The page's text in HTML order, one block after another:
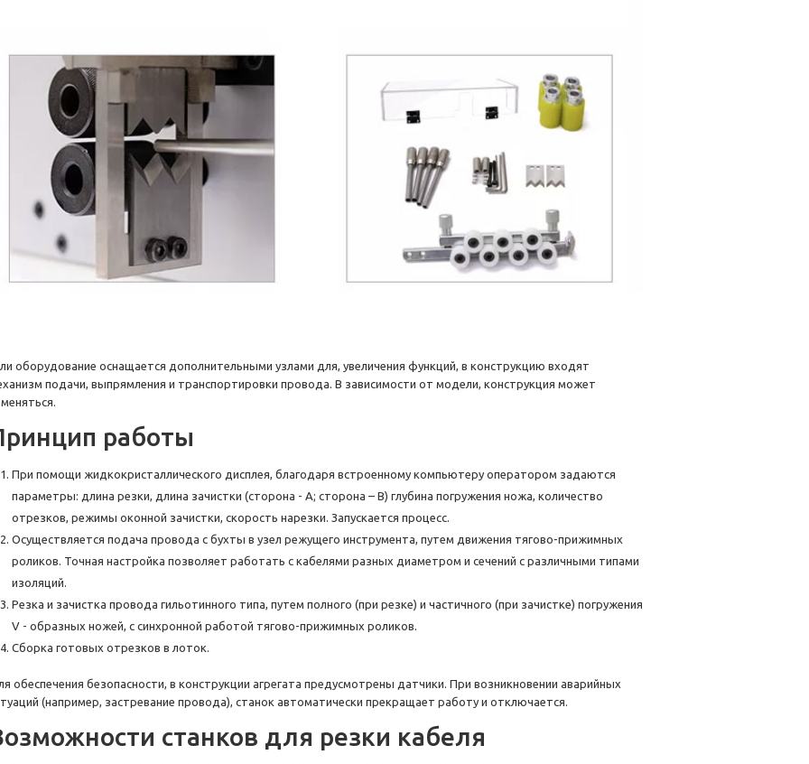
оборудование оснащается дополнительными узлами для, увеличения функций, в конструкцию входят
подачи, выпрямления и транспортировки провода. В зависимости от модели, конструкция может
работы
При помощи жидкокристаллического дисплея, благодаря встроенному компьютеру оператором задаются
параметры: длина резки, длина зачистки (сторона - A; сторона – В) глубина погружения ножа, количество
отрезков, режимы оконной зачистки, скорость нарезки. Запускается процесс.
Осуществляется подача провода с бухты в узел режущего инструмента, путем движения тягово-прижимных
роликов. Точная настройка позволяет работать с кабелями разных диаметром и сечений с различными типами
изоляций.
Резка и зачистка провода гильотинного типа, путем полного (при резке) и частичного (при зачистке) погружения
V - образных ножей, с синхронной работой тягово-прижимных роликов.
Сборка готовых отрезков в лоток.
обеспечения безопасности, в конструкции агрегата предусмотрены датчики. При возникновении аварийных
(например, застревание провода), станок автоматически прекращает работу и отключается.
станков для резки кабеля